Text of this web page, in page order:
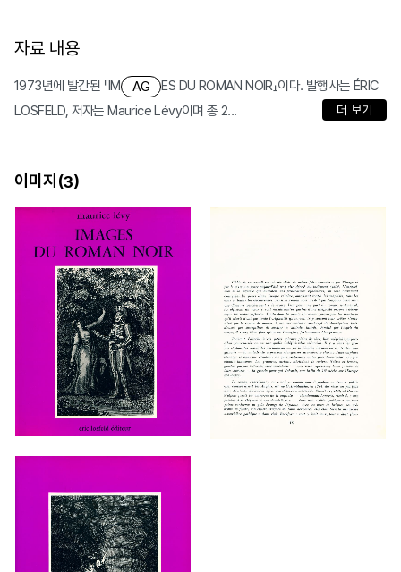
자료 내용
1973년에 발간된 『IM AG
ES DU ROMAN NOIR』이다. 발행사는 ÉRIC
LOSFELD, 저자는 Maurice Lévy이며 총 2...
더 보기
이미지(3)